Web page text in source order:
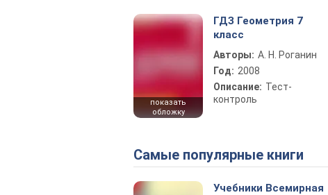
показать
обложку
ГДЗ Геометрия 7
класс
Авторы: А. Н. Роганин
Год: 2008
Описание: Тест-
контроль
Самые популярные книги
Учебники Всемирная